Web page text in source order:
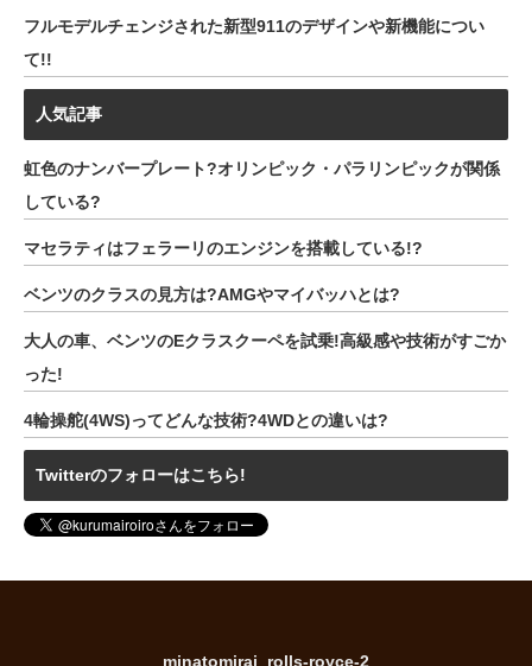
フルモデルチェンジされた新型911のデザインや新機能につい
て!!
人気記事
虹色のナンバープレート?オリンピック・パラリンピックが関係
している?
マセラティはフェラーリのエンジンを搭載している!?
ベンツのクラスの見方は?AMGやマイバッハとは?
大人の車、ベンツのEクラスクーペを試乗!高級感や技術がすごか
った!
4輪操舵(4WS)ってどんな技術?4WDとの違いは?
Twitterのフォローはこちら!
minatomirai_rolls-royce-2